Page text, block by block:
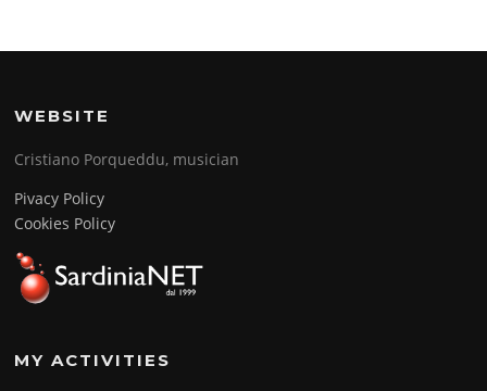
WEBSITE
Cristiano Porqueddu, musician
Pivacy Policy
Cookies Policy
MY ACTIVITIES